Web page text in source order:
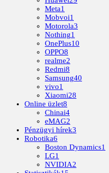
Meta1
Mobvoi1
Motorola3
Nothing1
OnePlus10
OPPO8
realme2
Redmi8
Samsung40
vivo1
Xiaomi28
Online üzlet8
Chinai4
eMAG2
Pénzügyi hírek3
Robotika6
Boston Dynamics1
LG1
NVIDIA2